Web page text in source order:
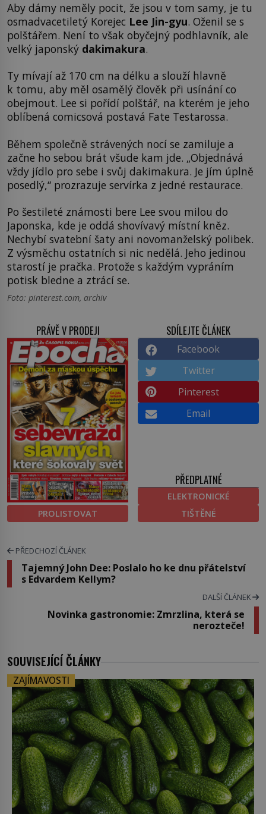
Aby dámy neměly pocit, že jsou v tom samy, je tu
osmadvacetiletý Korejec Lee Jin-gyu. Oženil se s
polštářem. Není to však obyčejný podhlavník, ale
velký japonský dakimakura.
Ty mívají až 170 cm na délku a slouží hlavně
k tomu, aby měl osamělý člověk při usínání co
obejmout. Lee si pořídí polštář, na kterém je jeho
oblíbená comicsová postavá Fate Testarossa.
Během společně strávených nocí se zamiluje a
začne ho sebou brát všude kam jde. „Objednává
vždy jídlo pro sebe i svůj dakimakura. Je jím úplně
posedlý,“ prozrazuje servírka z jedné restaurace.
Po šestileté známosti bere Lee svou milou do
Japonska, kde je oddá shovívavý místní kněz.
Nechybí svatební šaty ani novomanželský polibek.
Z výsměchu ostatních si nic nedělá. Jeho jedinou
starostí je pračka. Protože s každým vypráním
potisk bledne a ztrácí se.
Foto: pinterest.com, archiv
PRÁVĚ V PRODEJI
PROLISTOVAT
SDÍLEJTE ČLÁNEK
Facebook
Twitter
Pinterest
Email
PŘEDPLATNÉ
ELEKTRONICKÉ
TIŠTĚNÉ
PŘEDCHOZÍ ČLÁNEK
Tajemný John Dee: Poslalo ho ke dnu přátelství
s Edvardem Kellym?
DALŠÍ ČLÁNEK
Novinka gastronomie: Zmrzlina, která se
nerozteče!
SOUVISEJÍCÍ ČLÁNKY
ZAJÍMAVOSTI